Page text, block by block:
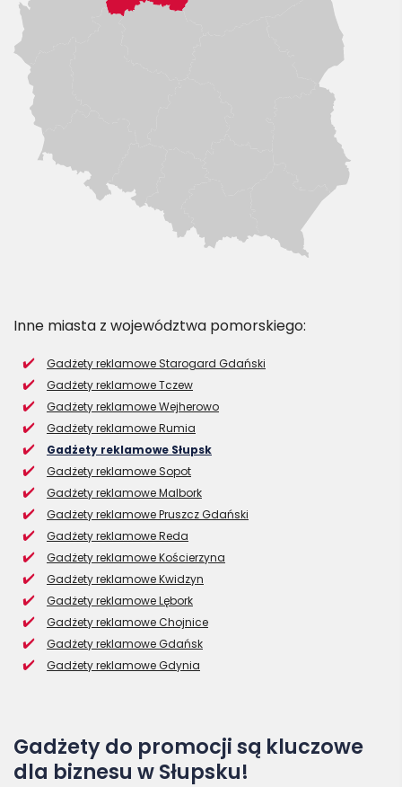
Inne miasta z województwa pomorskiego:
Gadżety reklamowe Starogard Gdański
Gadżety reklamowe Tczew
Gadżety reklamowe Wejherowo
Gadżety reklamowe Rumia
Gadżety reklamowe Słupsk
Gadżety reklamowe Sopot
Gadżety reklamowe Malbork
Gadżety reklamowe Pruszcz Gdański
Gadżety reklamowe Reda
Gadżety reklamowe Kościerzyna
Gadżety reklamowe Kwidzyn
Gadżety reklamowe Lębork
Gadżety reklamowe Chojnice
Gadżety reklamowe Gdańsk
Gadżety reklamowe Gdynia
Gadżety do promocji są kluczowe
dla biznesu w Słupsku!